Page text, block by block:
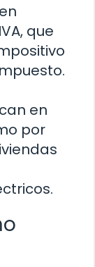
que
en
por